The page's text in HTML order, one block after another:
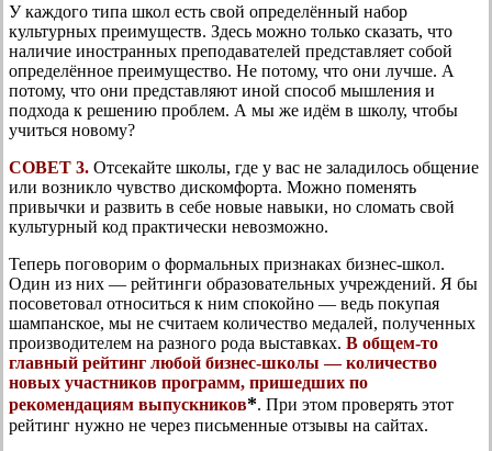
У каждого типа школ есть свой определённый набор
культурных преимуществ. Здесь можно только сказать, что
наличие иностранных преподавателей представляет собой
определённое преимущество. Не потому, что они лучше. А
потому, что они представляют иной способ мышления и
подхода к решению проблем. А мы же идём в школу, чтобы
учиться новому?
СОВЕТ 3. Отсекайте школы, где у вас не заладилось общение
или возникло чувство дискомфорта. Можно поменять
привычки и развить в себе новые навыки, но сломать свой
культурный код практически невозможно.
Теперь поговорим о формальных признаках бизнес-школ.
Один из них — рейтинги образовательных учреждений. Я бы
посоветовал относиться к ним спокойно — ведь покупая
шампанское, мы не считаем количество медалей, полученных
производителем на разного рода выставках. В общем-то
главный рейтинг любой бизнес-школы — количество
новых участников программ, пришедших по
рекомендациям выпускников*. При этом проверять этот
рейтинг нужно не через письменные отзывы на сайтах.